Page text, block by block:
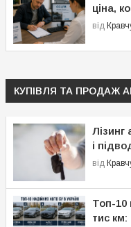
ціна,
від
КУПІВЛЯ ТА ПРОДАЖ
Лізинг
і
від
Топ-10
тис